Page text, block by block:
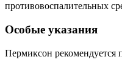
противовоспалительных
Особые указания
Пермиксон рекомендуется